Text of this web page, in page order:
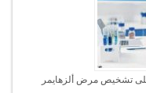
على تشخيص مرض ألزهايمر